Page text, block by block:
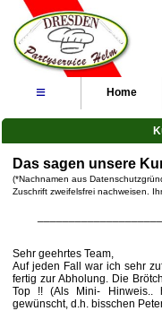
≡ Home
Das sagen unsere
(*Nachnamen aus
Zuschrift zweifelsfrei nachweisen.
Sehr geehrtes Team,
Auf jeden Fall war ich sehr
fertig zur Abholung. Die
Top !! (Als Mini- Hinweis..
gewünscht, d.h. bisschen